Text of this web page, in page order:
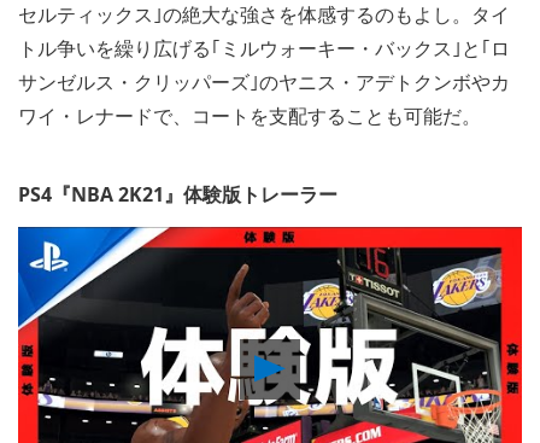
セルティックス｣の絶大な強さを体感するのもよし。タイ
トル争いを繰り広げる｢ミルウォーキー・バックス｣と｢ロ
サンゼルス・クリッパーズ｣のヤニス・アデトクンボやカ
ワイ・レナードで、コートを支配することも可能だ。
PS4『NBA 2K21』体験版トレーラー
Play
Video